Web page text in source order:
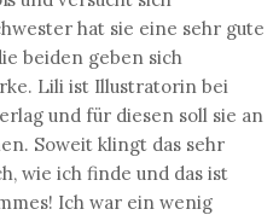
hat sie eine sehr gute
beiden geben sich
Lili ist Illustratorin bei
und für diesen soll sie an
Soweit klingt das sehr
wie ich finde und das ist
Ich war ein wenig